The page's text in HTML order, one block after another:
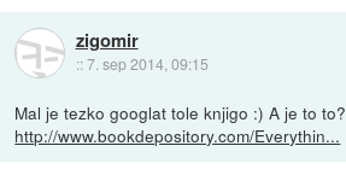
zigomir
::7. sep 2014, 09:15
Mal je tezko googlat tole knjigo :) A je to to?
http://www.bookdepository.com/Everythin...